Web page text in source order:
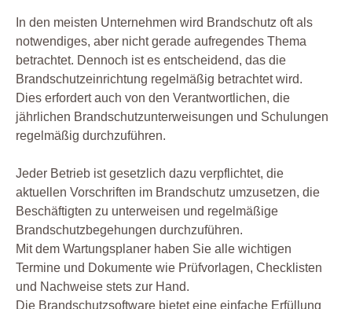
In den meisten Unternehmen wird Brandschutz oft als
notwendiges, aber nicht gerade aufregendes Thema
betrachtet. Dennoch ist es entscheidend, das die
Brandschutzeinrichtung regelmäßig betrachtet wird.
Dies erfordert auch von den Verantwortlichen, die
jährlichen Brandschutzunterweisungen und Schulungen
regelmäßig durchzuführen.
Jeder Betrieb ist gesetzlich dazu verpflichtet, die
aktuellen Vorschriften im Brandschutz umzusetzen, die
Beschäftigten zu unterweisen und regelmäßige
Brandschutzbegehungen durchzuführen.
Mit dem Wartungsplaner haben Sie alle wichtigen
Termine und Dokumente wie Prüfvorlagen, Checklisten
und Nachweise stets zur Hand.
Die Brandschutzsoftware bietet eine einfache Erfüllung